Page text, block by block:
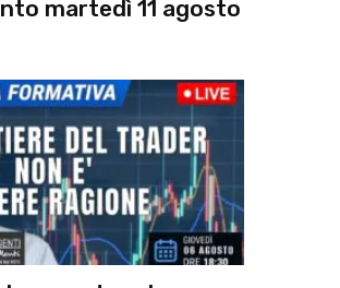
martedì 11 agosto